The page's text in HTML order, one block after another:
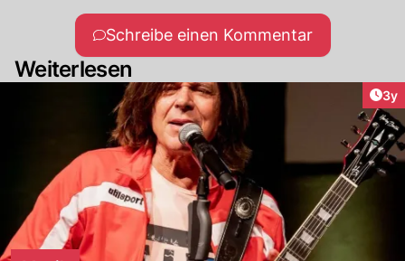
Schreibe einen Kommentar
Weiterlesen
3y